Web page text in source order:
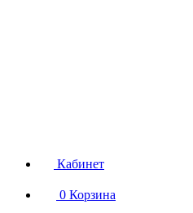
Кабинет
0 Корзина